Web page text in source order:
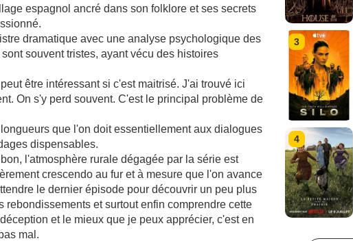
espagnol ancré dans son folklore et ses secrets
dramatique avec une analyse psychologique des
souvent tristes, ayant vécu des histoires
être intéressant si c'est maitrisé. J'ai trouvé ici
On s'y perd souvent. C'est le principal problème de
que l'on doit essentiellement aux dialogues
dispensables.
l'atmosphère rurale dégagée par la série est
crescendo au fur et à mesure que l'on avance
le dernier épisode pour découvrir un peu plus
et surtout enfin comprendre cette
et le mieux que je peux apprécier, c'est en
mal.
3
4